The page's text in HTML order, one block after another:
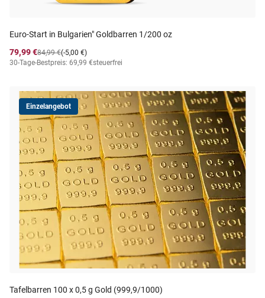
Euro-Start in Bulgarien" Goldbarren 1/200 oz
79,99 €
(-5,00 €)
84,99 €
30-Tage-Bestpreis: 69,99 €steuerfrei
Einzelangebot
Tafelbarren 100 x 0,5 g Gold (999,9/1000)